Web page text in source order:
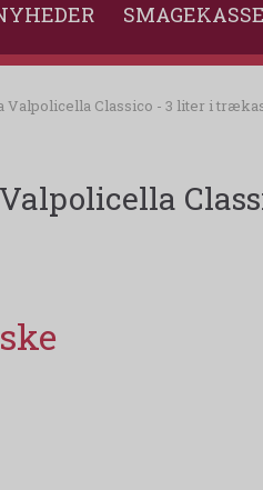
Valpolicella Classico - 3 liter i